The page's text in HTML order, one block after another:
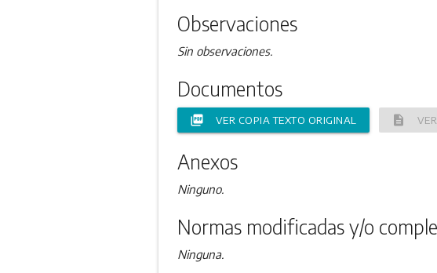
Observaciones
Sin observaciones.
Documentos
picture_as_pdf VER COPIA TEXTO ORIGINAL description
Anexos
Ninguno.
Normas modificadas y/o
Ninguna.